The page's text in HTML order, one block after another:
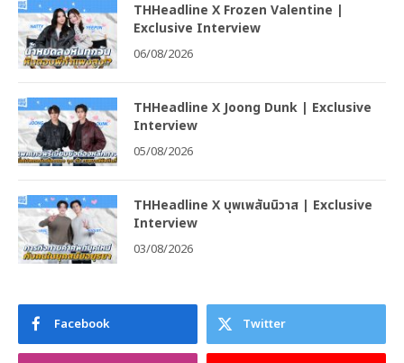
THHeadline X Frozen Valentine |
Exclusive Interview
06/08/2026
THHeadline X Joong Dunk | Exclusive
Interview
05/08/2026
THHeadline X บุพเพสันนิวาส | Exclusive
Interview
03/08/2026
Facebook Twitter